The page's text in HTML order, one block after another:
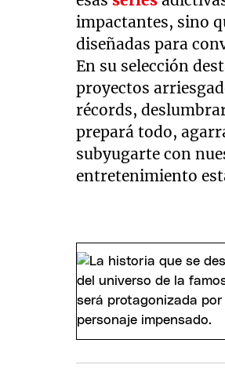
impactantes, sino
diseñadas para
En su selección
proyectos
récords,
prepará todo,
subyugarte con
entretenimiento